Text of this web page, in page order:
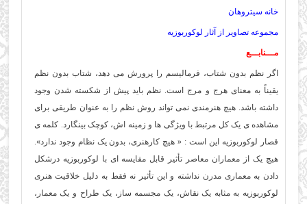
خانه سیتروهان
مجموعه تصاویر از آثار لوکوربوزیه
مـــنابـــع
اگر نظم بدون شتاب، فرمالیسم را پرورش می دهد، شتاب بدون نظم
یقیناً به معنای هرج و مرج است. نظم باید پیش از شکسته شدن وجود
داشته باشد. هیچ هنرمندی نمی تواند روش نظم را به عنوان طریقی برای
مشاهده ی یک کل مرتبط با ویژگی ها و زمینه اش، کوچک بینگارد. کلمه ی
قصار لوکوربوزیه این است : « هیچ کارهنری، بدون یک نظام وجود ندارد».
هیچ یک از معماران معاصر تأثیر قابل مقایسه ای با لوکوربوزیه درشکل
دادن به معماری مدرن نداشته و این تأثیر نه فقط به دلیل خلاقیت هنری
لوکوربوزیه به مثابه یک نقاش، یک مجسمه ساز، یک طراح و یک معمار،